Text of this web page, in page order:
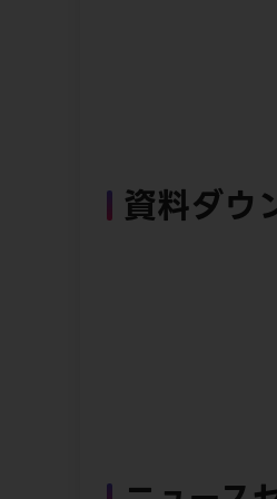
資料ダウ